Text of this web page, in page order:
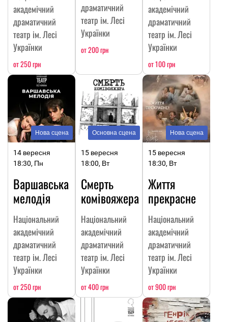
академічний
драматичний
театр ім. Лесі
Українки
от 250 грн
драматичний
театр ім. Лесі
Українки
от 200 грн
академічний
драматичний
театр ім. Лесі
Українки
от 100 грн
Нова сцена
14 вересня
18:30, Пн
Варшавська
мелодія
Національний
академічний
драматичний
театр ім. Лесі
Українки
от 250 грн
Основна сцена
15 вересня
18:00, Вт
Смерть
комівояжера
Національний
академічний
драматичний
театр ім. Лесі
Українки
от 400 грн
Нова сцена
15 вересня
18:30, Вт
Життя
прекрасне
Національний
академічний
драматичний
театр ім. Лесі
Українки
от 900 грн